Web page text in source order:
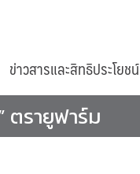
ข่าวสารและสิทธิประโยชน์
ตรายูฟาร์ม